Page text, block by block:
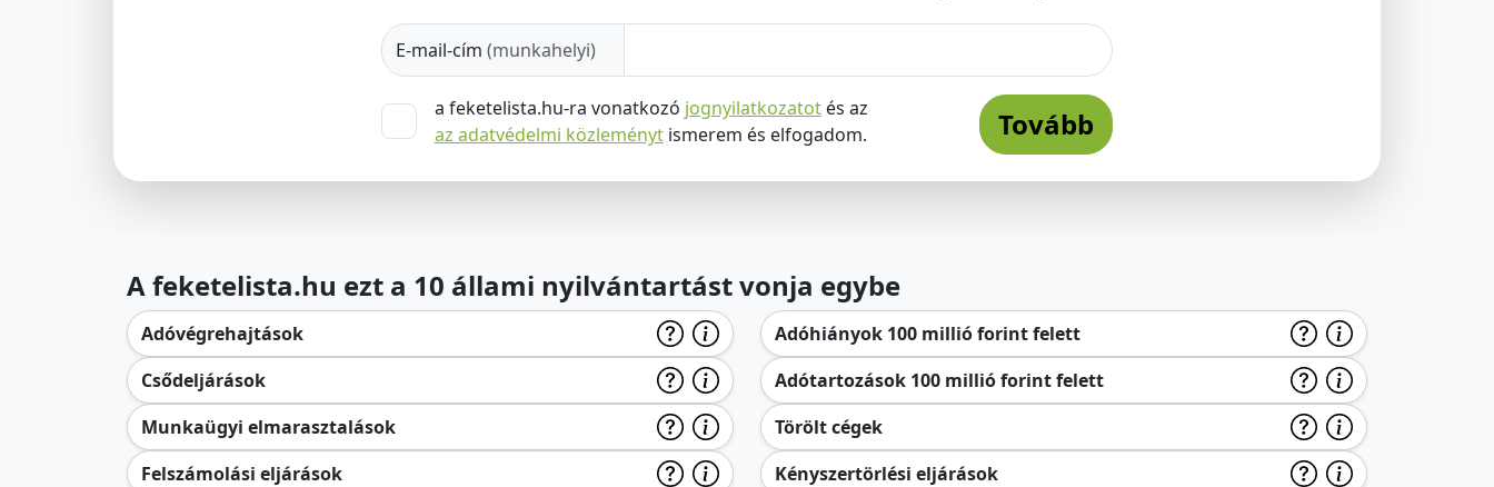
E-mail-cím (munkahelyi)
a feketelista.hu-ra vonatkozó jognyilatkozatotés az
az adatvédelmi közleménytismerem és elfogadom. Tovább
A feketelista.hu ezt a 10 állami nyilvántartást vonja egybe
Adóvégrehajtások
Csődeljárások
Munkaügyi elmarasztalások
Felszámolási eljárások
Adóhiányok 100 millió forint felett
Adótartozások 100 millió forint felett
Törölt cégek
Kényszertörlési eljárások